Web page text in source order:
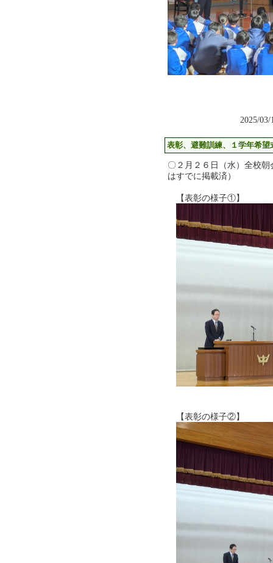
2025/
表彰、避難訓練、１学年希望
〇２月２６日（水）全校
はすでに掲載済）
【表彰の様子①】
【表彰の様子②】